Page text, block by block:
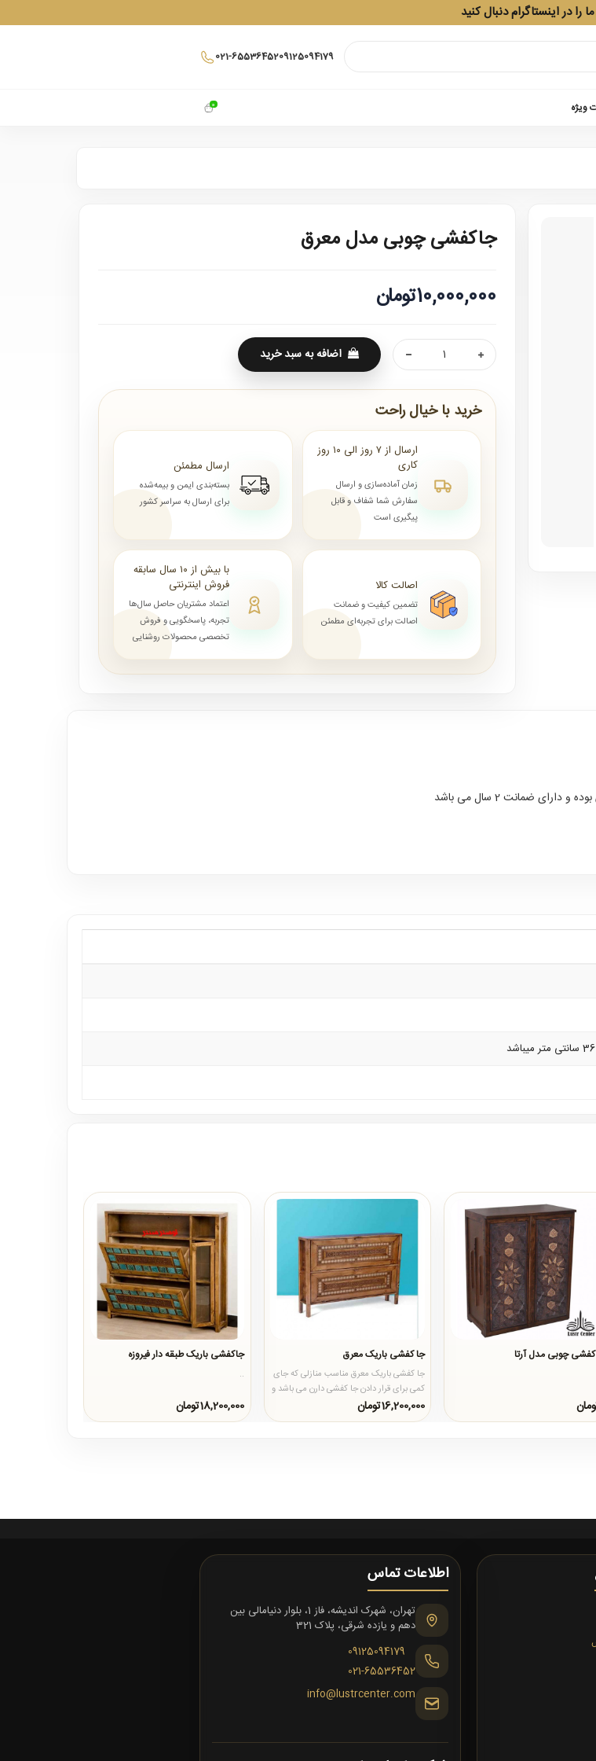
ما را در اینستاگرام دنبال کنید
021-6553645209125094179
0 ویژه
جاکفشی چوبی مدل معرق
10,000,000تومان
اضافه به سبد خرید
خرید با خیال راحت
ارسال از ۷ روز الی ۱۰ روز
کاری
زمان آماده‌سازی و ارسال
سفارش شما شفاف و قابل
پیگیری است
ارسال مطمئن
بسته‌بندی ایمن و بیمه‌شده
برای ارسال به سراسر کشور
اصالت کالا
تضمین کیفیت و ضمانت
اصالت برای تجربه‌ای مطمئن
با بیش از ۱۰ سال سابقه
فروش اینترنتی
اعتماد مشتریان حاصل سال‌ها
تجربه، پاسخگویی و فروش
تخصصی محصولات روشنایی
ضمانت 2 سال می باشد
چوبی مدل آرتا جا کفشی باریک معرق
جا کفشی باریک معرق مناسب منازلی که جای
کمی برای قرار دادن جا کفشی دارن می باشد و
این مدل با طرح زیبا..
16,200,000تومان
جاکفشی باریک طبقه دار فیروزه
..
18,200,000تومان
اطلاعات تماس
تهران، شهرک اندیشه، فاز 1، بلوار دنیامالی بین
دهم و یازده شرقی، پلاک 321
09125094179
021-65536452
info@lustrcenter.com